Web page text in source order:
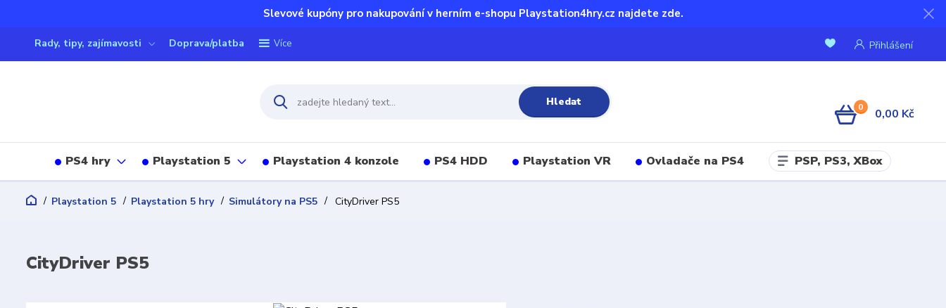
Slevové kupóny pro nakupování v herním e-shopu Playstation4hry.cz najdete zde.
Rady, tipy, zajímavosti Doprava/platba Více Přihlášení
Hledat 0 0,00 Kč
PS4 hry Playstation 5 Playstation 4 konzole PS4 HDD Playstation VR Ovladače na PS4 PSP, PS3, XBox
Playstation 5 Playstation 5 hry Simulátory na PS5 CityDriver PS5
CityDriver PS5